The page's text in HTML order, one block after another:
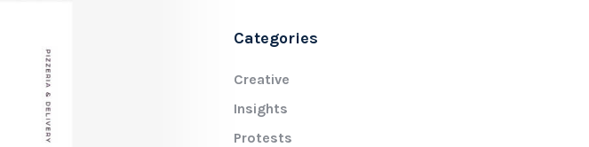
Categories
Creative
Insights
Protests